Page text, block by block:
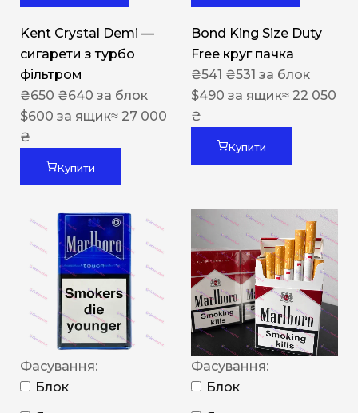
Kent Crystal Demi —
сигарети з турбо
фільтром
₴650 ₴640 за блок
$600 за ящик≈ 27 000
₴
Купити
Bond King Size Duty
Free круг пачка
₴541 ₴531 за блок
$490 за ящик≈ 22 050
₴
Купити
Фасування:
Блок
Фасування:
Блок